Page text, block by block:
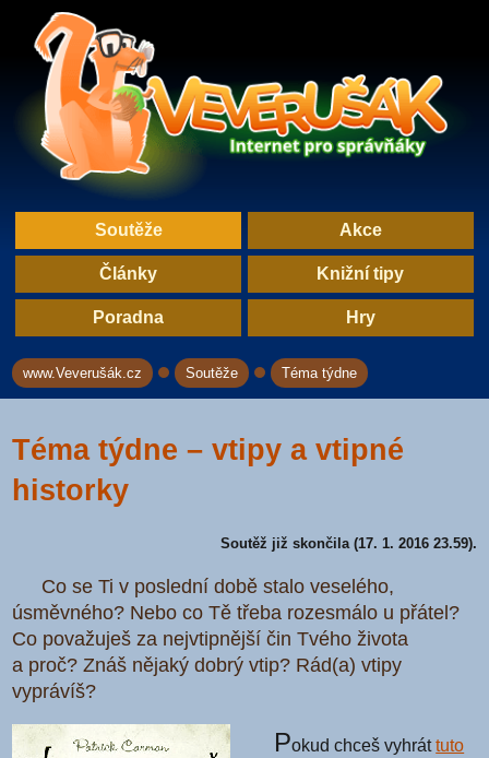
Soutěže Akce
Články Knižní tipy
Poradna Hry
www.Veverušák.cz→ Soutěže→ Téma týdne
Téma týdne – vtipy a vtipné
historky
Soutěž již skončila (17. 1. 2016 23.59).
Co se Ti v poslední době stalo veselého,
úsměvného? Nebo co Tě třeba rozesmálo u přátel?
Co považuješ za nejvtipnější čin Tvého života
a proč? Znáš nějaký dobrý vtip? Rád(a) vtipy
vyprávíš?
Pokud chceš vyhráttuto